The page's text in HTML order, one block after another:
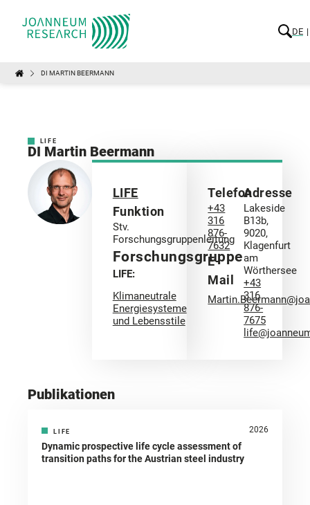
DE
DI MARTIN BEERMANN
LIFE
DI Martin Beermann
LIFE
Funktion
Stv.
Forschungsgruppenleitung
Forschungsgruppe
LIFE:
Klimaneutrale
Energiesysteme
und Lebensstile
Telefon
+43
316
876-
7632
E-
Mail
Adresse
Lakeside
B13b,
9020,
Klagenfurt
am
Wörthersee
+43
316
876-
7675
Publikationen
LIFE 2026
Dynamic prospective life cycle assessment of
transition paths for the Austrian steel industry